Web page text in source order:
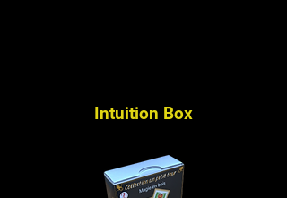
Intuition Box